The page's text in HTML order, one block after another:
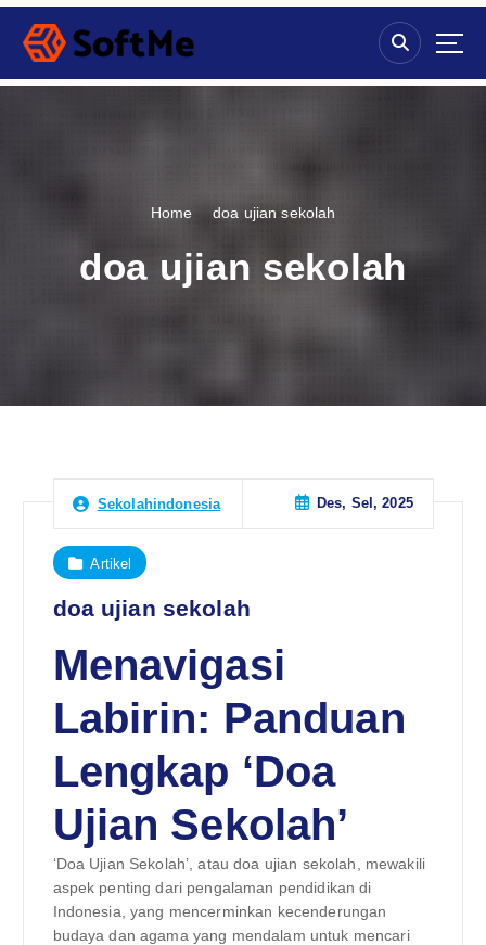
S
p
Home doa ujian sekolah
doa ujian sekolah
Sekolahindonesia Des, Sel, 2025
Artikel
doa ujian sekolah
Menavigasi
Labirin: Panduan
Lengkap ‘Doa
Ujian Sekolah’
‘Doa Ujian Sekolah’, atau doa ujian sekolah, mewakili
aspek penting dari pengalaman pendidikan di
Indonesia, yang mencerminkan kecenderungan
budaya dan agama yang mendalam untuk mencari